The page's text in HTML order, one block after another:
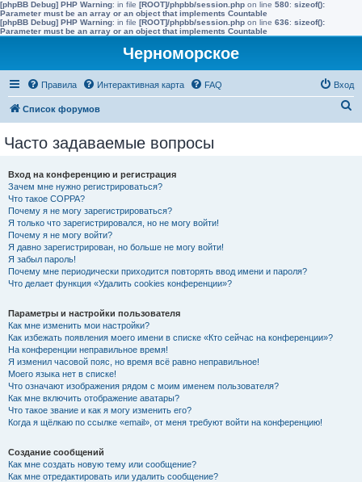
[phpBB Debug] PHP Warning: in file [ROOT]/phpbb/session.php on line 580: sizeof():
Parameter must be an array or an object that implements Countable
[phpBB Debug] PHP Warning: in file [ROOT]/phpbb/session.php on line 636: sizeof():
Parameter must be an array or an object that implements Countable
Черноморское
Правила Интерактивная карта FAQ Вход
Список форумов
Часто задаваемые вопросы
Вход на конференцию и регистрация
Зачем мне нужно регистрироваться?
Что такое COPPA?
Почему я не могу зарегистрироваться?
Я только что зарегистрировался, но не могу войти!
Почему я не могу войти?
Я давно зарегистрирован, но больше не могу войти!
Я забыл пароль!
Почему мне периодически приходится повторять ввод имени и пароля?
Что делает функция «Удалить cookies конференции»?
Параметры и настройки пользователя
Как мне изменить мои настройки?
Как избежать появления моего имени в списке «Кто сейчас на конференции»?
На конференции неправильное время!
Я изменил часовой пояс, но время всё равно неправильное!
Моего языка нет в списке!
Что означают изображения рядом с моим именем пользователя?
Как мне включить отображение аватары?
Что такое звание и как я могу изменить его?
Когда я щёлкаю по ссылке «email», от меня требуют войти на конференцию!
Создание сообщений
Как мне создать новую тему или сообщение?
Как мне отредактировать или удалить сообщение?